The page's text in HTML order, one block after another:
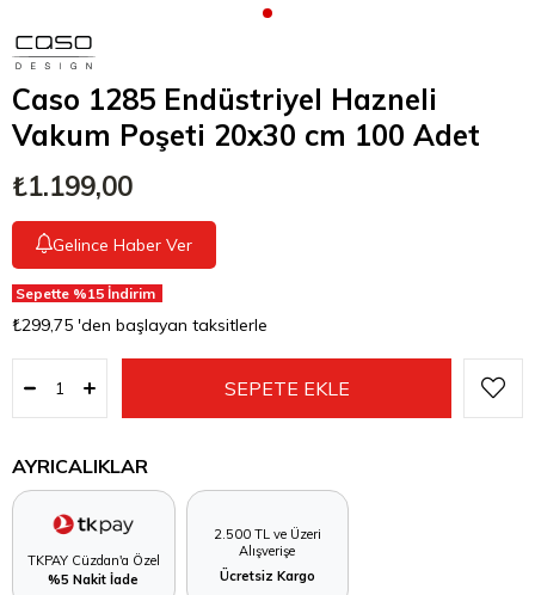
Caso 1285 Endüstriyel Hazneli
Vakum Poşeti 20x30 cm 100 Adet
₺1.199,00
Gelince Haber Ver
Sepette %15 İndirim
₺299,75 'den başlayan taksitlerle
AYRICALIKLAR
TKPAY Cüzdan'a Özel
%5 Nakit İade
2.500 TL ve Üzeri
Alışverişe
Ücretsiz Kargo